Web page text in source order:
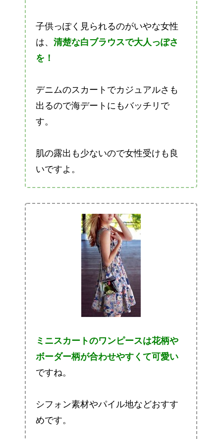
子供っぽく見られるのがいやな女性
は、 清楚な白ブラウスで大人っぽさ
を！
デニムのスカートでカジュアルさも
出るので海デートにもバッチリで
す。
肌の露出も少ないので女性受けも良
いですよ。
ミニスカートのワンピースは花柄や
ボーダー柄が合わせやすくて可愛い
ですね。
シフォン素材やパイル地などおすす
めです。